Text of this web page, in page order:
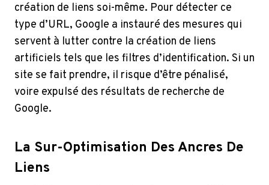
création de liens soi-même. Pour détecter ce
type d’URL, Google a instauré des mesures qui
servent à lutter contre la création de liens
artificiels tels que les filtres d’identification. Si un
site se fait prendre, il risque d’être pénalisé,
voire expulsé des résultats de recherche de
Google.
La Sur-Optimisation Des Ancres De
Liens